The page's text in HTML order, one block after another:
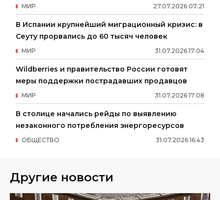
27.07.2026 07:21
МИР
В Испании крупнейший миграционный кризис: в
Сеуту прорвались до 60 тысяч человек
31.07.2026 17:04
МИР
Wildberries и правительство России готовят
меры поддержки пострадавших продавцов
31.07.2026 17:08
МИР
В столице начались рейды по выявлению
незаконного потребления энергоресурсов
31.07.2026 16:43
ОБЩЕСТВО
Другие новости